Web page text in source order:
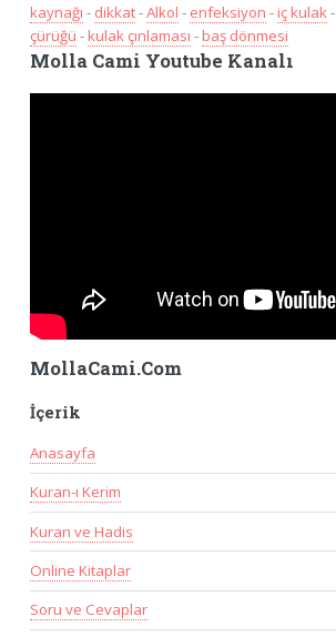
kaynağı - dikkat-Alkol - enfeksiyon -iç kulak-
çürüğü -kulak çınlaması -baş dönmesi
Molla Cami Youtube Kanalı
MollaCami.Com
İçerik
Anasayfa
Kuran-ı Kerim
Kuran ve Hadis
Online Kitaplar
Soru ve Cevaplar